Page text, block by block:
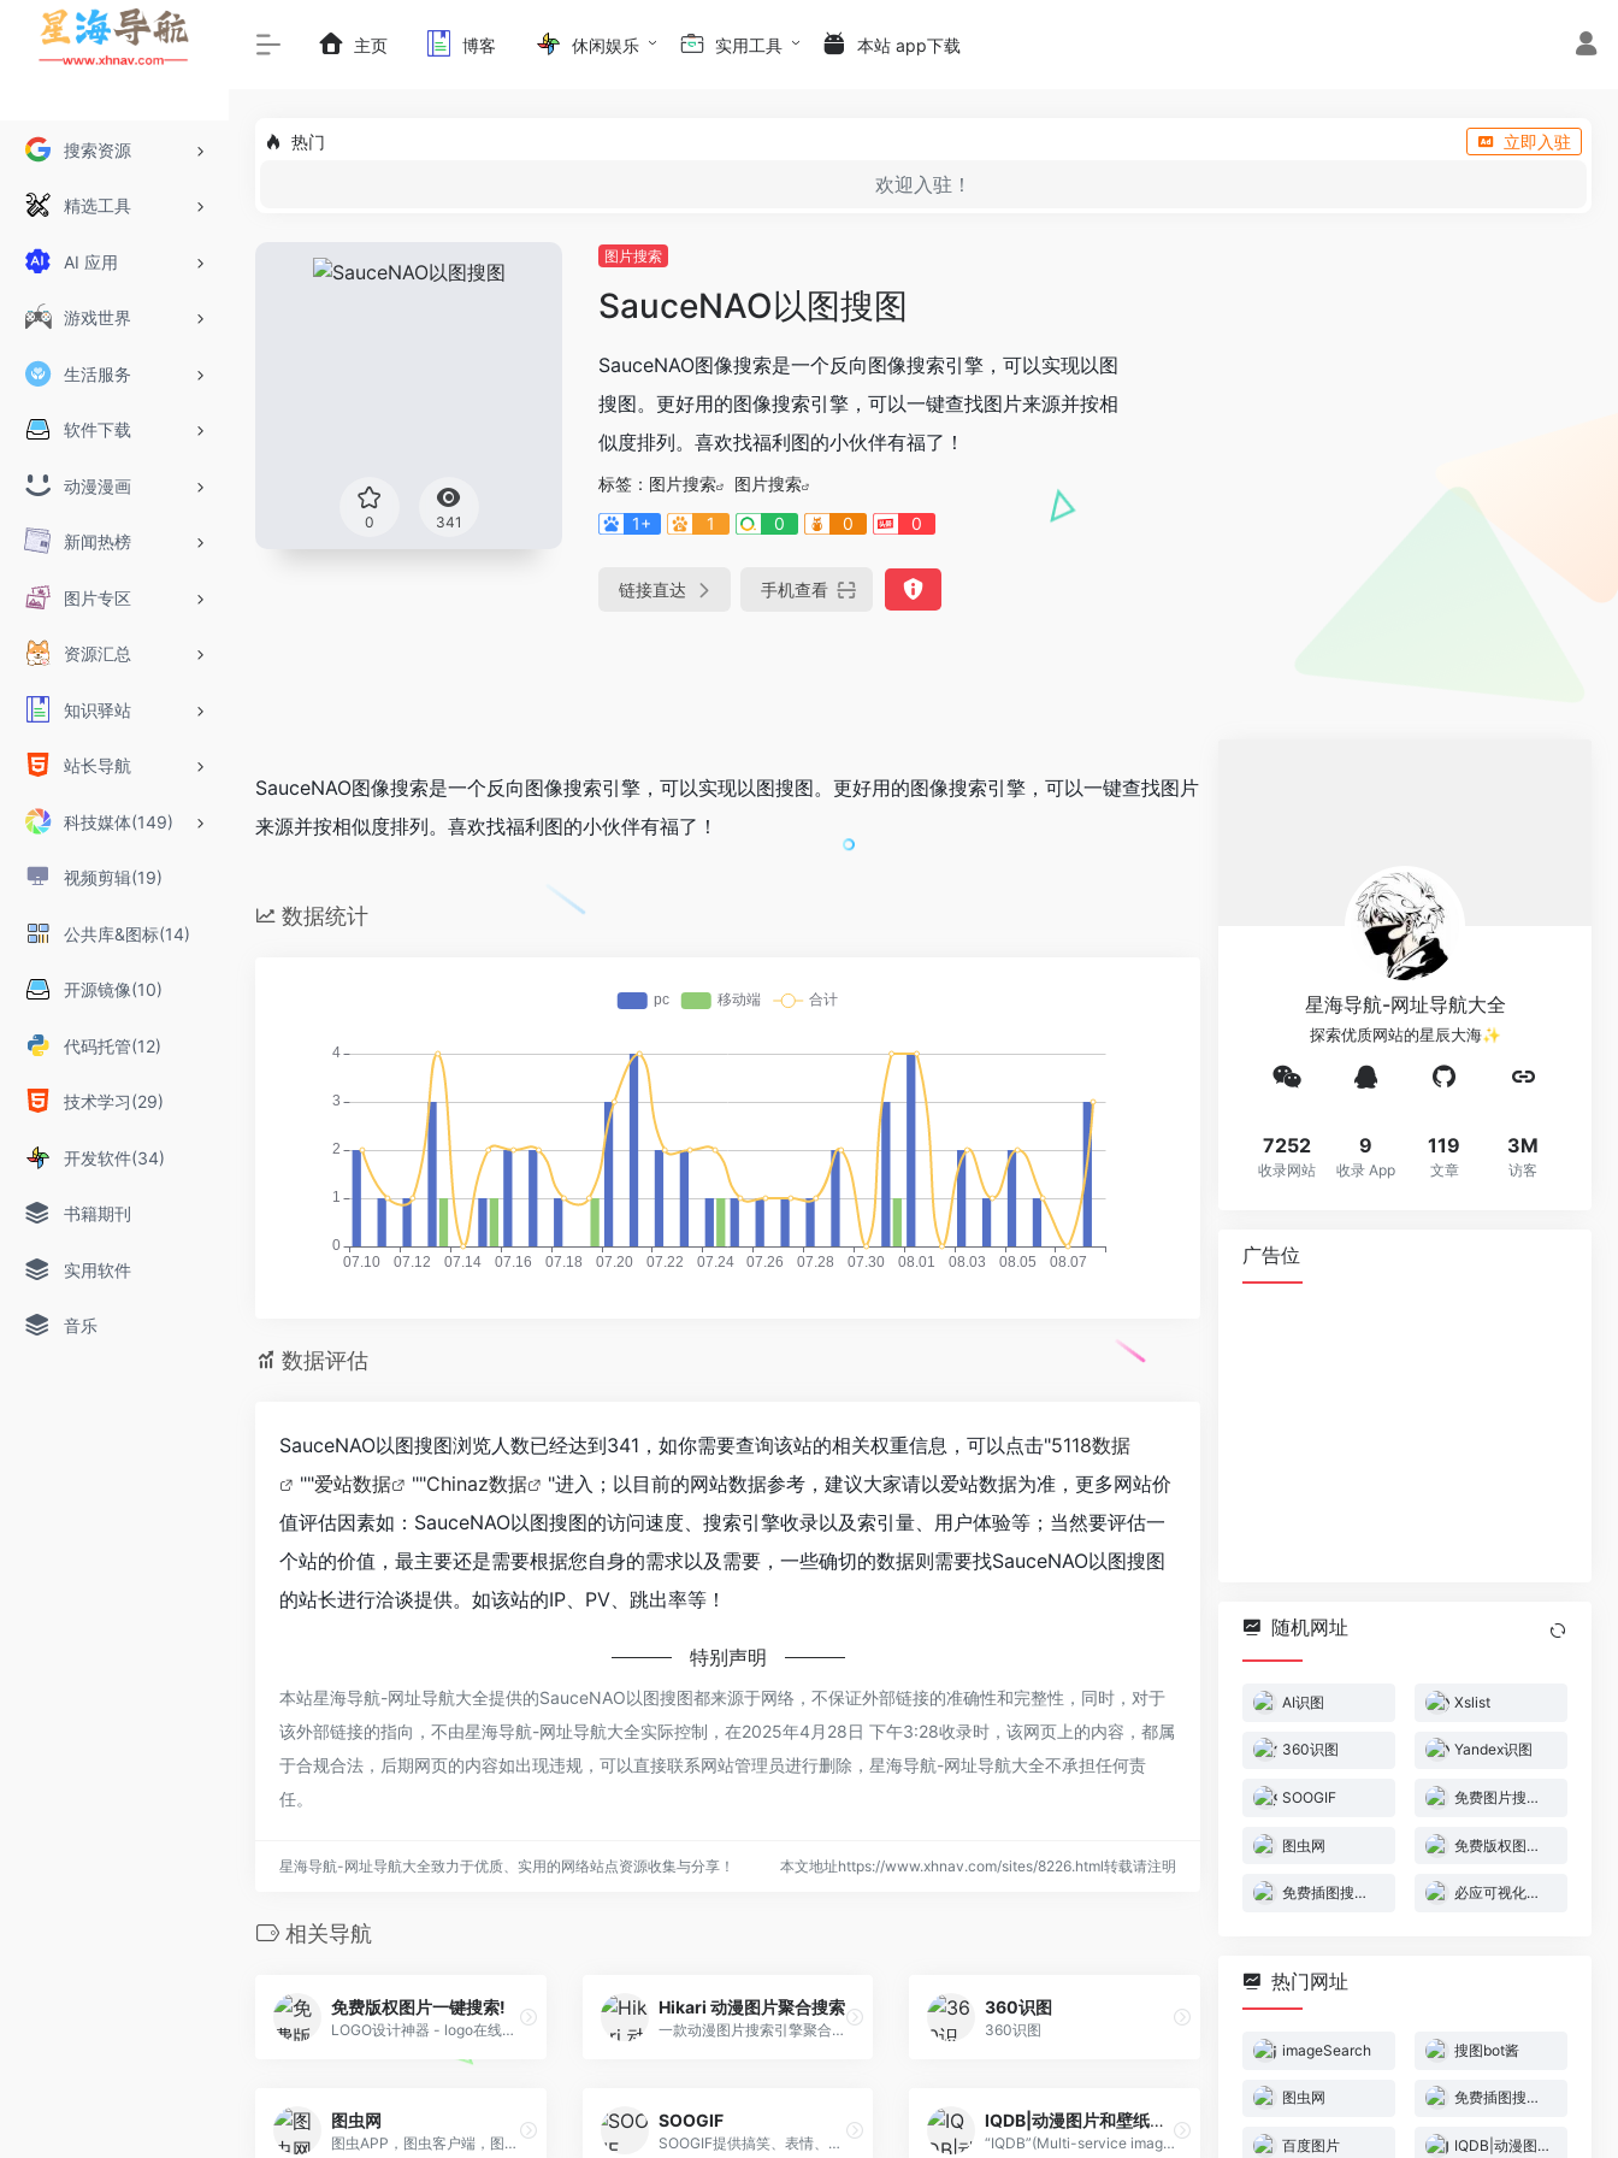
搜索资源
精选工具
AI 应用
游戏世界
生活服务
软件下载
动漫漫画
新闻热榜
图片专区
资源汇总
知识驿站
站长导航
科技媒体(149)
视频剪辑(19)
公共库&图标(14)
开源镜像(10)
代码托管(12)
技术学习(29)
开发软件(34)
书籍期刊
实用软件
音乐
主页 博客 休闲娱乐 实用工具 本站 app下载
热门 立即入驻
欢迎入驻！
0 341
图片搜索
SauceNAO以图搜图
SauceNAO图像搜索是一个反向图像搜索引擎，可以实现以图
搜图。更好用的图像搜索引擎，可以一键查找图片来源并按相
似度排列。喜欢找福利图的小伙伴有福了！
标签： 图片搜索
图片搜索
1+
1 0 0 0
链接直达 手机查看
SauceNAO图像搜索是一个反向图像搜索引擎，可以实现以图搜图。更好用的图像搜索引擎，可以一键查找图片
来源并按相似度排列。喜欢找福利图的小伙伴有福了！
数据统计
数据评估
SauceNAO以图搜图浏览人数已经达到341，如你需要查询该站的相关权重信息，可以点击"5118数据
""爱站数据 ""Chinaz数据
"进入；以目前的网站数据参考，建议大家请以爱站数据为准，更多网站价
值评估因素如：SauceNAO以图搜图的访问速度、搜索引擎收录以及索引量、用户体验等；当然要评估一
个站的价值，最主要还是需要根据您自身的需求以及需要，一些确切的数据则需要找SauceNAO以图搜图
的站长进行洽谈提供。如该站的IP、PV、跳出率等！
特别声明
本站星海导航-网址导航大全提供的SauceNAO以图搜图都来源于网络，不保证外部链接的准确性和完整性，同时，对于
该外部链接的指向，不由星海导航-网址导航大全实际控制，在2025年4月28日 下午3:28收录时，该网页上的内容，都属
于合规合法，后期网页的内容如出现违规，可以直接联系网站管理员进行删除，星海导航-网址导航大全不承担任何责
任。
星海导航-网址导航大全致力于优质、实用的网络站点资源收集与分享！ 本文地址https://www.xhnav.com/sites/8226.html转载请注明
相关导航
免费版权图片一键搜索!
LOGO设计神器 - logo在线设计生成器，免费在线生成公司logo设计！
Hikari 动漫图片聚合搜索
一款动漫图片搜索引擎聚合网站
360识图
360识图
图虫网
图虫APP，图虫客户端，图虫APP下载，图虫网，图虫网是800多万摄影师入驻的优质摄影图片分享社区，下属纪实、风光、人像、生态、黑白、器材、佳能、尼康、宾得等 几十个专业摄影社区。海量的照片、相册和图博全部由摄影师共同管理和维护。
SOOGIF
SOOGIF提供搞笑、表情、美女、明星、热门事件GIF动图全搜索，GIF工具支持视频转GIF、图片合成GIF、GIF压缩、GIF编辑、GIF裁剪、在线录屏等功能。是QQ、微信斗图 神器，微信公众号、微博、新媒体编辑GIF动图素材库，好玩的GIF出处发源地。
IQDB|动漫图片和壁纸搜索引擎
“IQDB”(Multi-service image search)是一个支持多平台站点的动漫、漫画、游戏壁纸搜索引擎，也可以说是以图搜图的网站，支持从文件上传或者输入图片URL地址来搜 索，支持忽略颜色，支持的文件类型为jpeg、png、gif。
星海导航-网址导航大全
探索优质网站的星辰大海✨
7252
收录网站
9
收录 App
119
文章
3M
访客
广告位
随机网址
AI识图 Xslist
360识图 Yandex识图
SOOGIF 免费图片搜索引擎
图虫网 免费版权图片一键搜索!
免费插图搜索引擎 必应可视化搜索
热门网址
imageSearch 搜图bot酱
图虫网 免费插图搜索引擎
百度图片 IQDB|动漫图片和壁纸搜索引擎